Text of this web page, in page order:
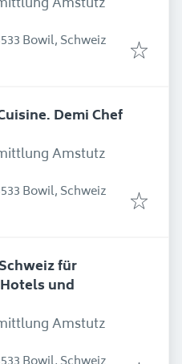
Bowil, Schweiz
Demi Chef
Amstutz
Bowil, Schweiz
für
und
Amstutz